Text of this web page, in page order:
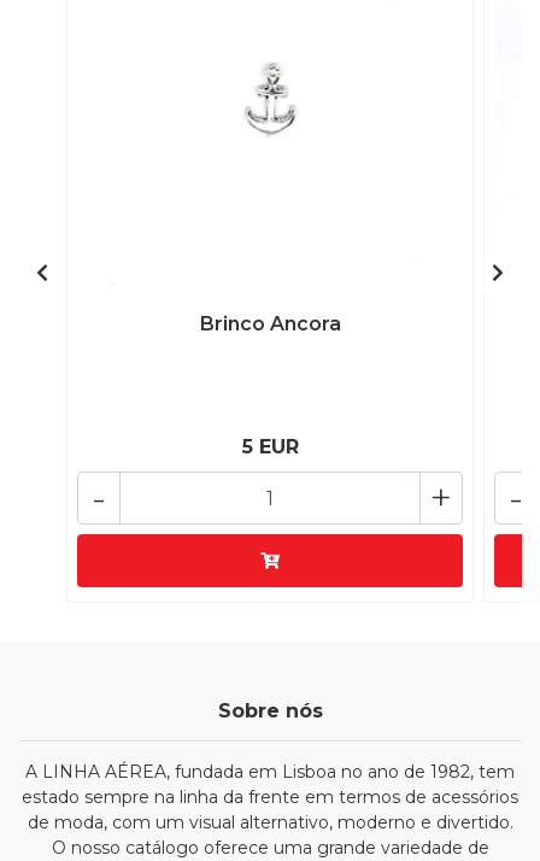
Brinco Ancora
5 EUR
+
- -
Sobre nós
A LINHA AÉREA, fundada em Lisboa no ano de 1982, tem
estado sempre na linha da frente em termos de acessórios
de moda, com um visual alternativo, moderno e divertido.
O nosso catálogo oferece uma grande variedade de